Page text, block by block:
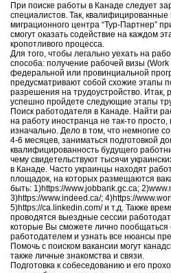
При поиске работы в Канаде следует
специалистов. Так,
миграционного центра “Тур-Партнер”
смогут оказать содействие на каждом
кропотливого процесса.
Для того, чтобы легально уехать на
способа: получение рабочей визы
федеральной или провинциальной
предусматривают собой схожие этапы
разрешения на трудоустройство. Итак,
успешно пройдете следующие этапы
Поиск работодателя в Канаде. Найти
на работу иностранца не так-то просто,
изначально. Дело в том, что немногие
4-6 месяцев, заниматься подготовкой
квалифицированность будущего
чему свидетельствуют тысячи
в Канаде. Часто украинцы находят
площадок, на которых размещаются
быть: 1)https://www.jobbank.gc.ca;
3)https://www.indeed.ca/; 4)https://
5)https://ca.linkedin.com/ и т.д. Также
проводятся выездные сессии
которые Вы сможете лично
работодателем и узнать все нюансы
Помочь с поиском вакансии могут
также личные знакомства и связи.
Подготовка к собеседованию и его